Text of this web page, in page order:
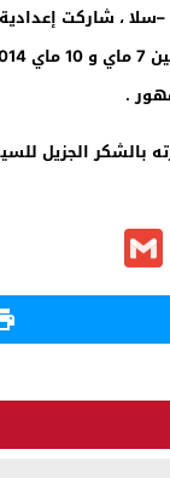
، شاركت إعدادية
.
بالشكر الجزيل
Gmail